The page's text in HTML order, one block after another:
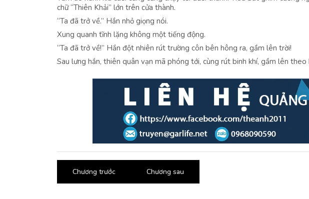
chữ “Thiên Khải” lớn trên cửa thành.
“Ta đã trở về.” Hắn nhỏ giọng nói.
Xung quanh tĩnh lặng không một tiếng động.
“Ta đã trở về!” Hắn đột nhiên rút trường côn bên hông ra, gầm lên trời!
Sau lưng hắn, thiên quân vạn mã phóng tới, cùng rút binh khí, gầm lên theo
Chương trước Chương sau